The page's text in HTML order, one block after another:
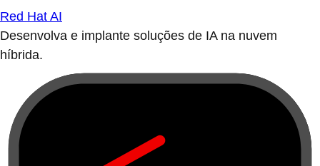
Red Hat AI
Desenvolva e implante soluções de IA na nuvem
híbrida.